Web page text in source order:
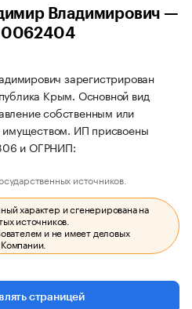
Владимирович —
зарегистрирован
Крым. Основной вид
собственным или
ИП присвоены
и ОГРНИП:
источников.
характер и сгенерирована на
источников.
и не имеет деловых
страницей